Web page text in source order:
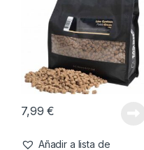
7,99€
Añadir a lista de